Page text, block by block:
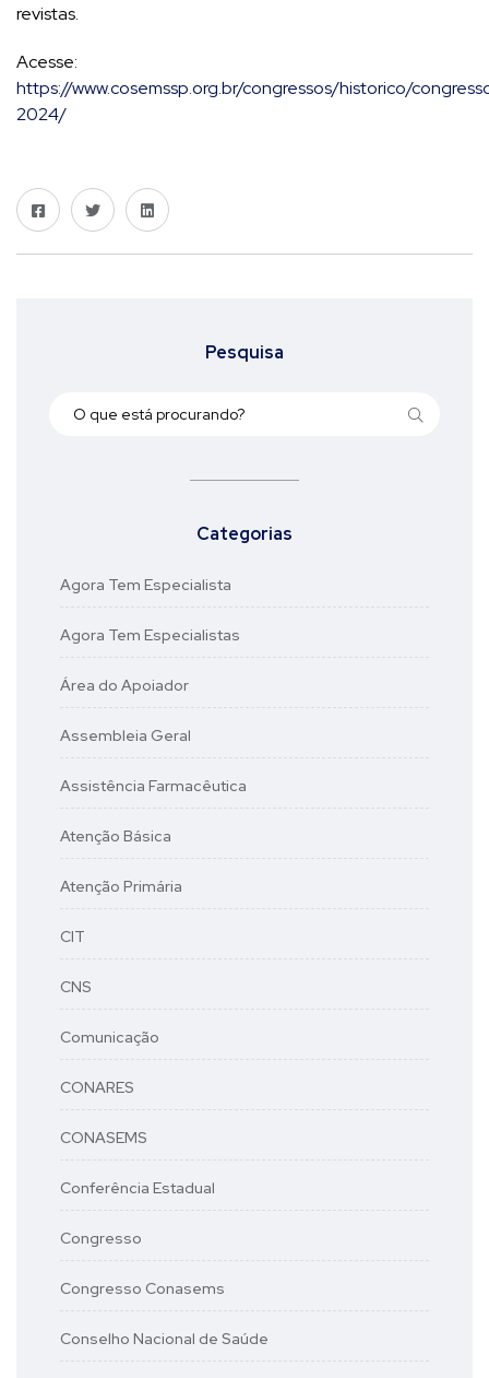
revistas.
Acesse:
https://www.cosemssp.org.br/congressos/historico/
2024/
Pesquisa
Categorias
Agora Tem Especialista
Agora Tem Especialistas
Área do Apoiador
Assembleia Geral
Assistência Farmacêutica
Atenção Básica
Atenção Primária
CIT
CNS
Comunicação
CONARES
CONASEMS
Conferência Estadual
Congresso
Congresso Conasems
Conselho Nacional de Saúde